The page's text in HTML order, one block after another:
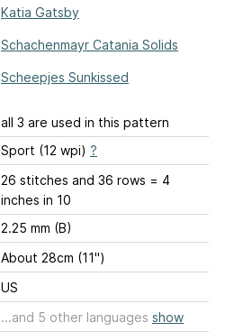
Katia Gatsby
Schachenmayr Catania Solids
Scheepjes Sunkissed
all 3 are used in this pattern
Sport (12 wpi) ?
26 stitches and 36 rows = 4
inches in 10
2.25 mm (B)
About 28cm (11'')
US
...and 5 other languages show